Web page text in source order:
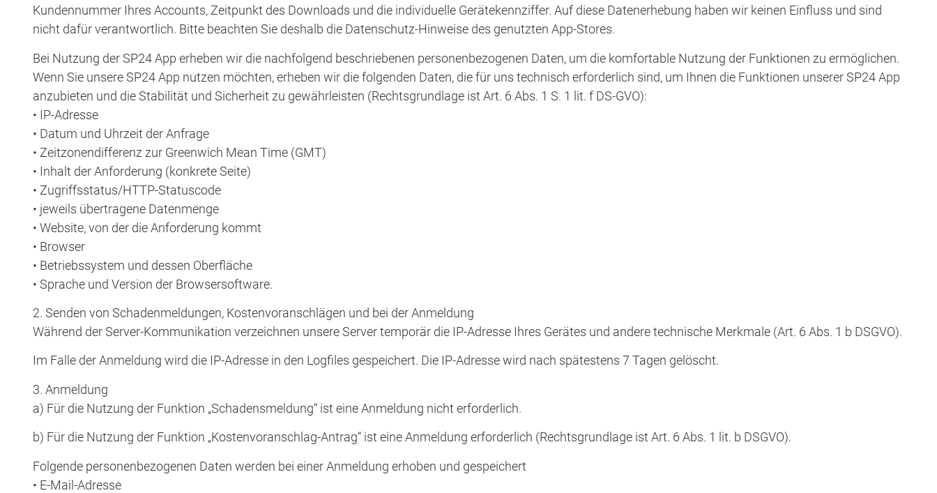
Kundennummer Ihres Accounts, Zeitpunkt des Downloads und die individuelle Gerätekennziffer. Auf diese Datenerhebung haben wir keinen Einfluss und sind
nicht dafür verantwortlich. Bitte beachten Sie deshalb die Datenschutz-Hinweise des genutzten App-Stores.
Bei Nutzung der SP24 App erheben wir die nachfolgend beschriebenen personenbezogenen Daten, um die komfortable Nutzung der Funktionen zu ermöglichen.
Wenn Sie unsere SP24 App nutzen möchten, erheben wir die folgenden Daten, die für uns technisch erforderlich sind, um Ihnen die Funktionen unserer SP24 App
anzubieten und die Stabilität und Sicherheit zu gewährleisten (Rechtsgrundlage ist Art. 6 Abs. 1 S. 1 lit. f DS-GVO):
• IP-Adresse
• Datum und Uhrzeit der Anfrage
• Zeitzonendifferenz zur Greenwich Mean Time (GMT)
• Inhalt der Anforderung (konkrete Seite)
• Zugriffsstatus/HTTP-Statuscode
• jeweils übertragene Datenmenge
• Website, von der die Anforderung kommt
• Browser
• Betriebssystem und dessen Oberfläche
• Sprache und Version der Browsersoftware.
2. Senden von Schadenmeldungen, Kostenvoranschlägen und bei der Anmeldung
Während der Server-Kommunikation verzeichnen unsere Server temporär die IP-Adresse Ihres Gerätes und andere technische Merkmale (Art. 6 Abs. 1 b DSGVO).
Im Falle der Anmeldung wird die IP-Adresse in den Logfiles gespeichert. Die IP-Adresse wird nach spätestens 7 Tagen gelöscht.
3. Anmeldung
a) Für die Nutzung der Funktion „Schadensmeldung“ ist eine Anmeldung nicht erforderlich.
b) Für die Nutzung der Funktion „Kostenvoranschlag-Antrag“ ist eine Anmeldung erforderlich (Rechtsgrundlage ist Art. 6 Abs. 1 lit. b DSGVO).
Folgende personenbezogenen Daten werden bei einer Anmeldung erhoben und gespeichert
• E-Mail-Adresse